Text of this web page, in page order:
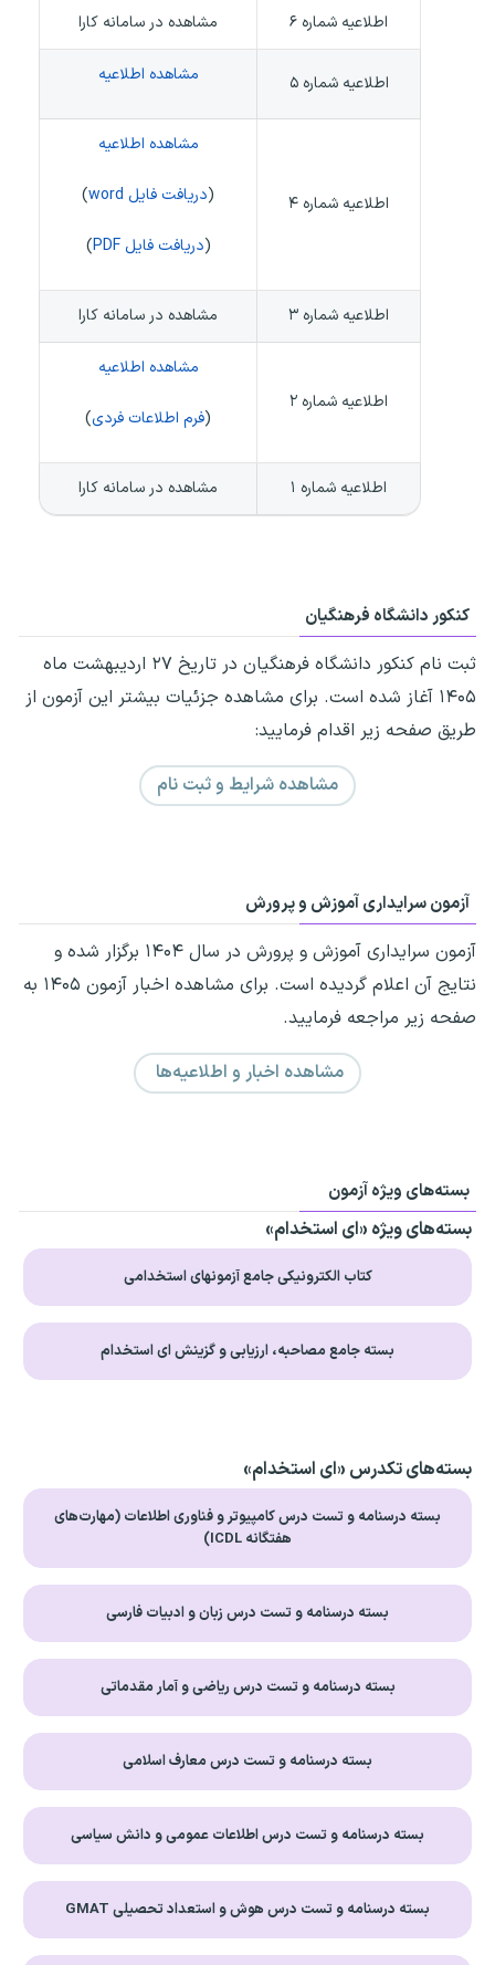
اطلاعیه شماره ۶ مشاهده در سامانه کارا
اطلاعیه شماره ۵ مشاهده اطلاعیه
اطلاعیه شماره ۴
مشاهده اطلاعیه
(دریافت فایل word )
(دریافت فایل PDF )
اطلاعیه شماره ۳ مشاهده در سامانه کارا
اطلاعیه شماره ۲
مشاهده اطلاعیه
(فرم اطلاعات فردی)
اطلاعیه شماره ۱ مشاهده در سامانه کارا
کنکور دانشگاه فرهنگیان
ثبت نام کنکور دانشگاه فرهنگیان در تاریخ ۲۷ اردیبهشت ماه
۱۴۰۵ آغاز شده است. برای مشاهده جزئیات بیشتر این آزمون از
طریق صفحه زیر اقدام فرمایید:
مشاهده شرایط و ثبت نام
آزمون سرایداری آموزش و پرورش
آزمون سرایداری آموزش و پرورش در سال ۱۴۰۴ برگزار شده و
نتایج آن اعلام گردیده است. برای مشاهده اخبار آزمون ۱۴۰۵ به
صفحه زیر مراجعه فرمایید.
مشاهده اخبار و اطلاعیه‌ها
بسته‌های ویژه آزمون
بسته‌های ویژه «ای استخدام»
کتاب الکترونیکی جامع آزمونهای استخدامی
بسته جامع مصاحبه، ارزیابی و گزینش ای استخدام
بسته‌های تکدرس «ای استخدام»
بسته درسنامه و تست درس کامپیوتر و فناوری اطلاعات (مهارت‌های
هفتگانه ICDL)
بسته درسنامه و تست درس زبان و ادبیات فارسی
بسته درسنامه و تست درس ریاضی و آمار مقدماتی
بسته درسنامه و تست درس معارف اسلامی
بسته درسنامه و تست درس اطلاعات عمومی و دانش سیاسی
بسته درسنامه و تست درس هوش و استعداد تحصیلی GMAT